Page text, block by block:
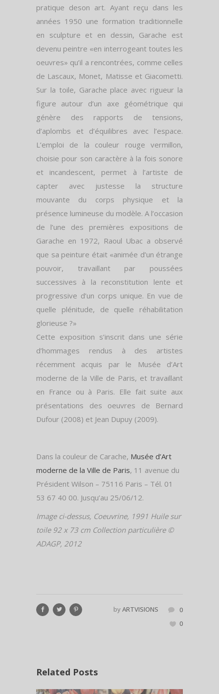
pratique deson art. Ayant reçu dans les
années 1950 une formation traditionnelle
en sculpture et en dessin, Garache est
devenu peintre «en interrogeant toutes les
oeuvres» qu’il a rencontrées, comme celles
de Lascaux, Monet, Matisse et Giacometti.
Sur la toile, Garache place avec rigueur la
figure autour d’un axe géométrique qui
génère des rapports de tensions,
d’aplombs et d’équilibres avec l’espace.
L’emploi de la couleur rouge vermillon,
choisie pour son caractère à la fois sonore
et incandescent, permet à l’artiste de
capter avec justesse la structure
mouvante du corps physique et la
présence lumineuse du modèle. A l’occasion
de l’une des premières expositions de
Garache en 1972, Raoul Ubac a observé
que sa peinture était «animée d’un étrange
pouvoir, travaillant par poussées
successives à la reconstitution lente et
progressive d’un corps unique. En vue de
quelle plénitude, de quelle réhabilitation
glorieuse ?»
Cette exposition s’inscrit dans une série
d’hommages rendus à des artistes
récemment acquis par le Musée d’Art
moderne de la Ville de Paris, et travaillant
en France ou à Paris. Elle fait suite aux
présentations des oeuvres de Bernard
Dufour (2008) et Jean Dupuy (2009).
Dans la couleur de Carache, Musée d’Art
moderne de la Ville de Paris, 11 avenue du
Président Wilson – 75116 Paris – Tél. 01
53 67 40 00. Jusqu’au 25/06/12.
Image ci-dessus, Coeuvrine, 1991 Huile sur
toile 92 x 73 cm Collection particulière ©
ADAGP, 2012
byARTVISIONS
0
0
Related Posts